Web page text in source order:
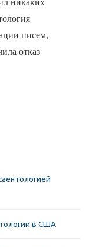
писем,
отказ
в США